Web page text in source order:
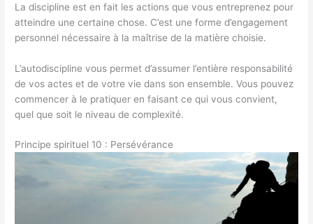
La discipline est en fait les actions que vous entreprenez pour
atteindre une certaine chose. C’est une forme d’engagement
personnel nécessaire à la maîtrise de la matière choisie.
L’autodiscipline vous permet d’assumer l’entière responsabilité
de vos actes et de votre vie dans son ensemble. Vous pouvez
commencer à le pratiquer en faisant ce qui vous convient,
quel que soit le niveau de complexité.
Principe spirituel 10 : Persévérance